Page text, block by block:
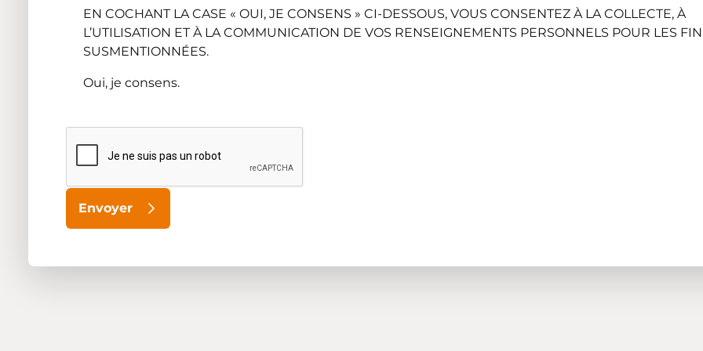
EN COCHANT LA CASE « OUI, JE CONSENS » CI-DESSOUS, VOUS CONSENTEZ À LA COLLECTE, À
L’UTILISATION ET À LA COMMUNICATION DE VOS RENSEIGNEMENTS PERSONNELS POUR LES
SUSMENTIONNÉES.
Oui, je consens.
Envoyer